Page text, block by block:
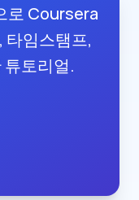
로 Coursera
타임스탬프,
토리얼.